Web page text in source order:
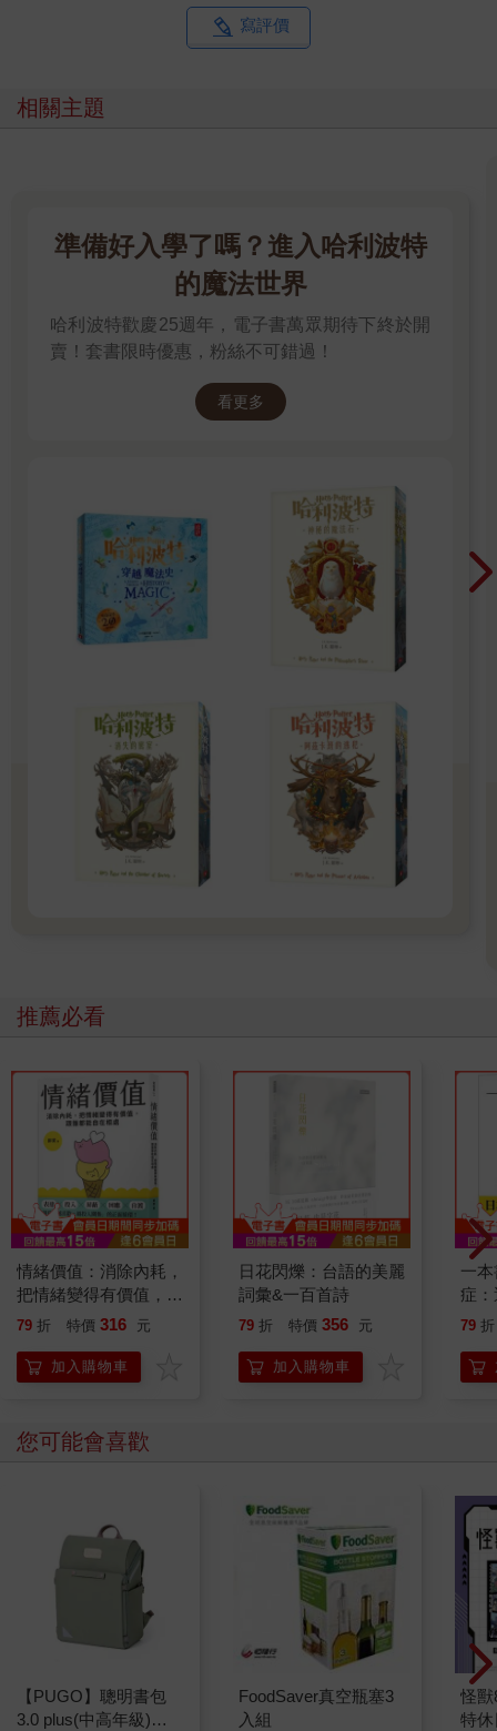
寫評價
相關主題
準備好入學了嗎？進入哈利波特
的魔法世界
哈利波特歡慶25週年，電子書萬眾期待下終於開
賣！套書限時優惠，粉絲不可錯過！
看更多
推薦必看
情緒價值：消除內耗，
把情緒變得有價值，跟
誰都能自在相處
79 折 特價 316 元
加入購物車
日花閃爍：台語的美麗
詞彙&一百首詩
79 折 特價 356 元
加入購物車
一
症
開
的
79 折
您可能會喜歡
【PUGO】聰明書包
3.0 plus(中高年級)沙
FoodSaver真空瓶塞3
入組
怪獸
特